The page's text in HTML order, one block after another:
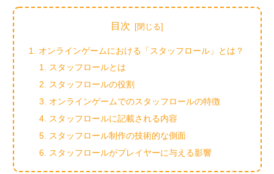
目次
オンラインゲームにおける「スタッフロール」とは？
スタッフロールとは
スタッフロールの役割
オンラインゲームでのスタッフロールの特徴
スタッフロールに記載される内容
スタッフロール制作の技術的な側面
スタッフロールがプレイヤーに与える影響